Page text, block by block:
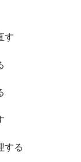
す
する